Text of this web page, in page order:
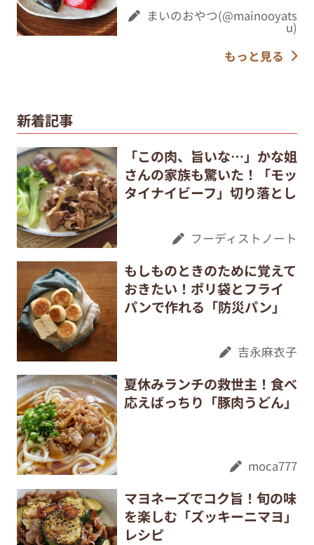
まいのおやつ(@mainooyats
u)
もっと見る
新着記事
「この肉、旨いな…」かな姐
さんの家族も驚いた！「モッ
タイナイビーフ」切り落とし
フーディストノート
もしものときのために覚えて
おきたい！ポリ袋とフライ
パンで作れる「防災パン」
吉永麻衣子
夏休みランチの救世主！食べ
応えばっちり「豚肉うどん」
moca777
マヨネーズでコク旨！旬の味
を楽しむ「ズッキーニマヨ」
レシピ